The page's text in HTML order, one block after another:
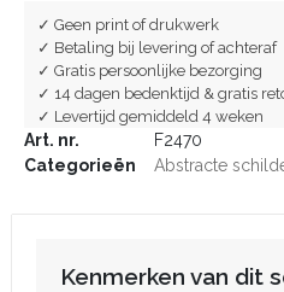
✓ Geen print of drukwerk
✓ Betaling bij levering of achteraf
✓ Gratis persoonlijke bezorging
✓ 14 dagen bedenktijd & gratis
✓ Levertijd gemiddeld 4 weken
Art. nr.
F2470
Categorieën
Abstracte
Kenmerken van dit